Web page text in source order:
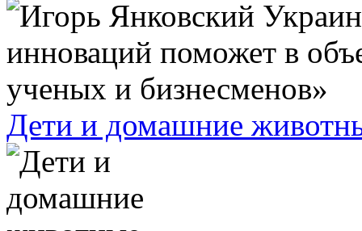
Дети и домашние